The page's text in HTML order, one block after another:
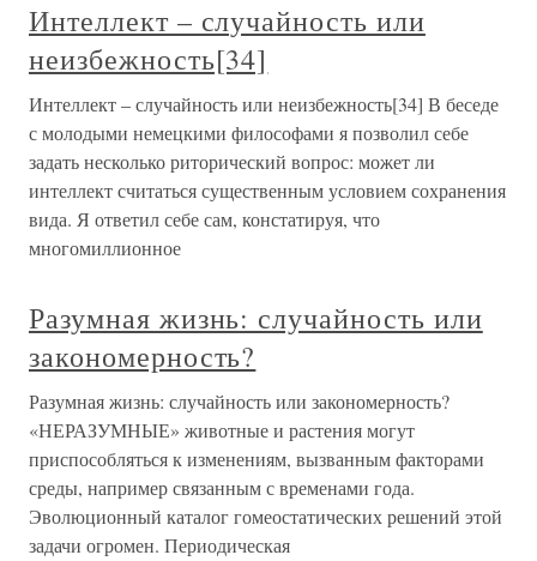
Интеллект – случайность или
неизбежность[34]
Интеллект – случайность или неизбежность[34] В беседе
с молодыми немецкими философами я позволил себе
задать несколько риторический вопрос: может ли
интеллект считаться существенным условием сохранения
вида. Я ответил себе сам, констатируя, что
многомиллионное
Разумная жизнь: случайность или
закономерность?
Разумная жизнь: случайность или закономерность?
«НЕРАЗУМНЫЕ» животные и растения могут
приспособляться к изменениям, вызванным факторами
среды, например связанным с временами года.
Эволюционный каталог гомеостатических решений этой
задачи огромен. Периодическая